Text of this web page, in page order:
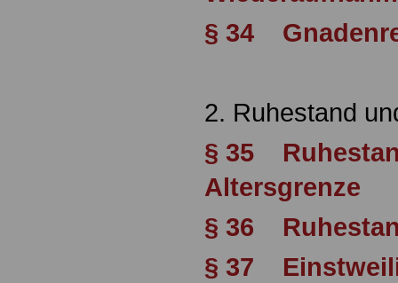
§ 34
2. Ruhestand
§ 35
Altersgrenze
§ 36
§ 37